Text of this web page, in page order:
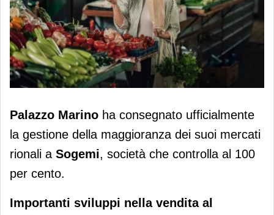
Milano: a Sogemi 15 mercati coperti
Palazzo Marino ha consegnato ufficialmente
la gestione della maggioranza dei suoi mercati
rionali a Sogemi, società che controlla al 100
per cento.
Importanti sviluppi nella vendita al